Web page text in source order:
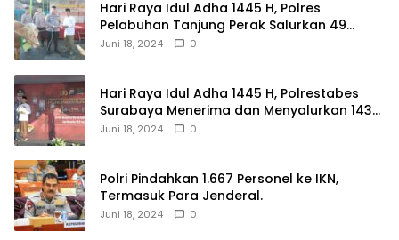
Hari Raya Idul Adha 1445 H, Polres
Pelabuhan Tanjung Perak Salurkan 49
Hewan Korban.
Juni 18, 2024 0
Hari Raya Idul Adha 1445 H, Polrestabes
Surabaya Menerima dan Menyalurkan 143
Hewan Kurban
Juni 18, 2024 0
Polri Pindahkan 1.667 Personel ke IKN,
Termasuk Para Jenderal.
Juni 18, 2024 0